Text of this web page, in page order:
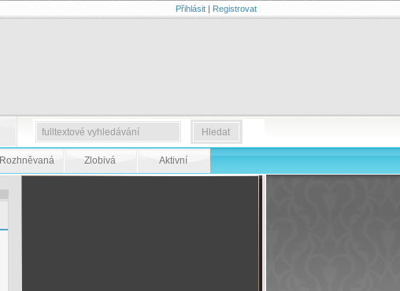
Přihlásit| Registrovat
Rozhněvaná Zlobivá Aktivní